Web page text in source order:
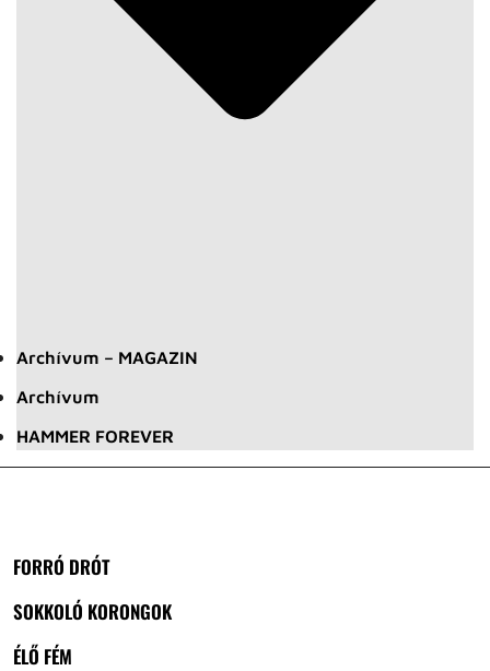
Archívum – MAGAZIN
Archívum
HAMMER FOREVER
FORRÓ DRÓT
SOKKOLÓ KORONGOK
ÉLŐ FÉM